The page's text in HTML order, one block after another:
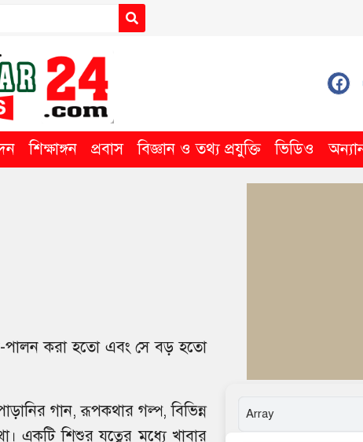
শিক্ষাঙ্গন প্রবাস বিজ্ঞান ও তথ্য প্রযুক্তি ভিডিও
পালন করা হতো এবং সে বড় হতো
গান, রূপকথার গল্প, বিভিন্ন
একটি শিশুর যত্নের মধ্যে খাবার